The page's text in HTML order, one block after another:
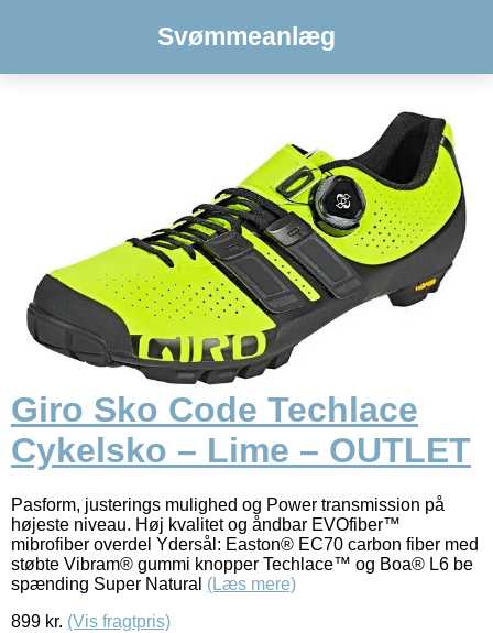
Svømmeanlæg
Giro Sko Code Techlace
Cykelsko – Lime – OUTLET
Pasform, justerings mulighed og Power transmission på
højeste niveau. Høj kvalitet og åndbar EVOfiber™
mibrofiber overdel Ydersål: Easton® EC70 carbon fiber med
støbte Vibram® gummi knopper Techlace™ og Boa® L6 be
spænding Super Natural (Læs mere)
899 kr. (Vis fragtpris)